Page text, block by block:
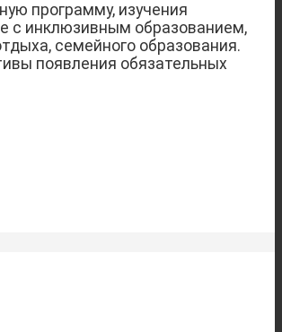
программу, изучения
с инклюзивным образованием,
семейного образования.
появления обязательных